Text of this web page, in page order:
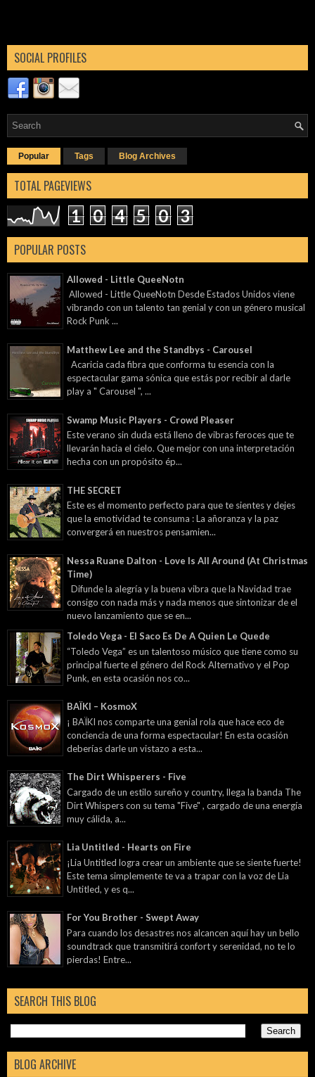
SOCIAL PROFILES
Popular Tags Blog Archives
TOTAL PAGEVIEWS
1 0 4 5 0 3
POPULAR POSTS
Allowed - Little QueeNotn
Allowed - Little QueeNotn Desde Estados Unidos viene
vibrando con un talento tan genial y con un género musical
Rock Punk ...
Matthew Lee and the Standbys - Carousel
Acaricia cada fibra que conforma tu esencia con la
espectacular gama sónica que estás por recibir al darle
play a " Carousel ", ...
Swamp Music Players - Crowd Pleaser
Este verano sin duda está lleno de vibras feroces que te
llevarán hacia el cielo. Que mejor con una interpretación
hecha con un propósito ép...
THE SECRET
Este es el momento perfecto para que te sientes y dejes
que la emotividad te consuma : La añoranza y la paz
convergerá en nuestros pensamien...
Nessa Ruane Dalton - Love Is All Around (At Christmas
Time)
Difunde la alegría y la buena vibra que la Navidad trae
consigo con nada más y nada menos que sintonizar de el
nuevo lanzamiento que se en...
Toledo Vega - El Saco Es De A Quien Le Quede
“Toledo Vega” es un talentoso músico que tiene como su
principal fuerte el género del Rock Alternativo y el Pop
Punk, en esta ocasión nos co...
BAÏKI – KosmoX
¡ BAÏKI nos comparte una genial rola que hace eco de
conciencia de una forma espectacular! En esta ocasión
deberías darle un vistazo a esta...
The Dirt Whisperers - Five
Cargado de un estilo sureño y country, llega la banda The
Dirt Whispers con su tema "Five" , cargado de una energía
muy cálida, a...
Lia Untitled - Hearts on Fire
¡Lia Untitled logra crear un ambiente que se siente fuerte!
Este tema simplemente te va a trapar con la voz de Lia
Untitled, y es q...
For You Brother - Swept Away
Para cuando los desastres nos alcancen aquí hay un bello
soundtrack que transmitirá confort y serenidad, no te lo
pierdas! Entre...
SEARCH THIS BLOG
BLOG ARCHIVE